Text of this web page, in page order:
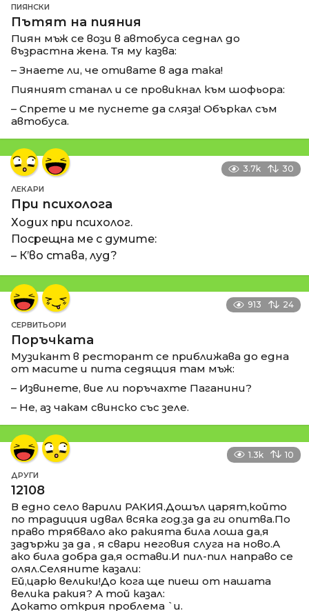
ПИЯНСКИ
Пътят на пияния
Пиян мъж се вози в автобуса седнал до
възрастна жена. Тя му казва:
– Знаете ли, че отивате в ада така!
Пияният станал и се провикнал към шофьора:
– Спрете и ме пуснете да сляза! Объркал съм
автобуса.
3.7k 30
ЛЕКАРИ
При психолога
Ходих при психолог.
Посрещна ме с думите:
– К’во става, луд?
913 24
СЕРВИТЬОРИ
Поръчката
Музикант в ресторант се приближава до една
от масите и пита седящия там мъж:
– Извинете, вие ли поръчахте Паганини?
– Не, аз чакам свинско със зеле.
1.3k 10
ДРУГИ
12108
В едно село варили РАКИЯ.Дошъл царят,който
по традиция идвал всяка год.за да ги опитва.По
право трябвало ако ракията била лоша да,я
задържи за да , я свари неговия слуга на ново.А
ако била добра да,я остави.И пил-пил направо се
олял.Селяните казали:
Ей,царю велики!До кога ще пиеш от нашата
велика ракия? А той казал:
Докато открия проблема `и.